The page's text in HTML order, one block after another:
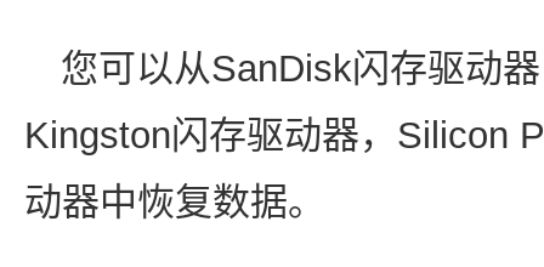
您可以从SanDisk闪存驱动
Kingston闪存驱动器，Silicon
动器中恢复数据。